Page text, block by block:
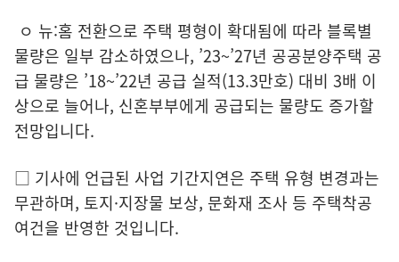
ㅇ 뉴:홈 전환으로 주택 평형이 확대됨에 따라 블록별
물량은 일부 감소하였으나, ’23~’27년 공공분양주택 공
급 물량은 ’18~’22년 공급 실적(13.3만호) 대비 3배 이
상으로 늘어나, 신혼부부에게 공급되는 물량도 증가할
전망입니다.
□ 기사에 언급된 사업 기간지연은 주택 유형 변경과는
무관하며, 토지·지장물 보상, 문화재 조사 등 주택착공
여건을 반영한 것입니다.